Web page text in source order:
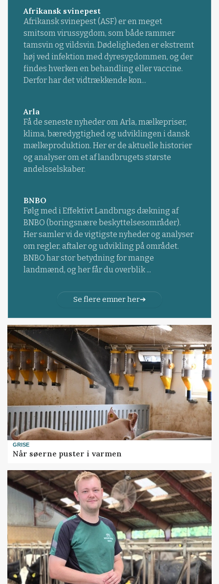
Afrikansk svinepest
Afrikansk svinepest (ASF) er en meget
smitsom virussygdom, som både rammer
tamsvin og vildsvin. Dødeligheden er ekstremt
høj ved infektion med dyresygdommen, og der
findes hverken en behandling eller vaccine.
Derfor har det vidtrækkende kon...
Arla
Få de seneste nyheder om Arla, mælkepriser,
klima, bæredygtighed og udviklingen i dansk
mælkeproduktion. Her er de aktuelle historier
og analyser om et af landbrugets største
andelsselskaber.
BNBO
Følg med i Effektivt Landbrugs dækning af
BNBO (boringsnære beskyttelsesområder).
Her samler vi de vigtigste nyheder og analyser
om regler, aftaler og udvikling på området.
BNBO har stor betydning for mange
landmænd, og her får du overblik ...
Se flere emner her
GRISE
Når søerne puster i varmen